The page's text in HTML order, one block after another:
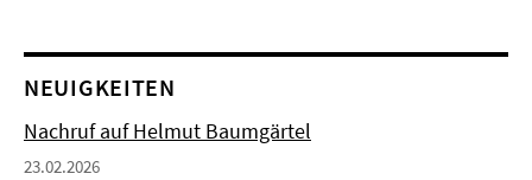
NEUIGKEITEN
Nachruf auf Helmut Baumgärtel
23.02.2026